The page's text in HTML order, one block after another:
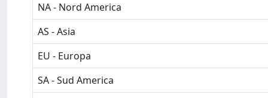
NA - Nord America
AS - Asia
EU - Europa
SA - Sud America